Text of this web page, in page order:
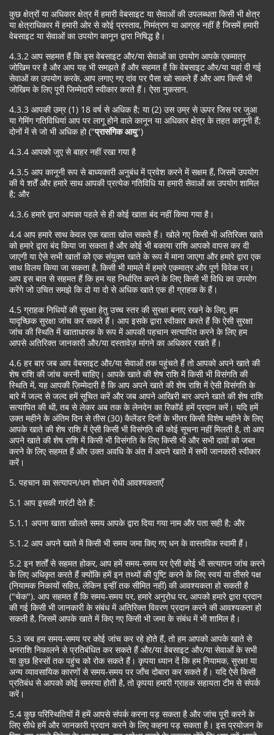
कुछ क्षेत्रों या अधिकार क्षेत्र में हमारी वेबसाइट या सेवाओं की उपलब्धता किसी भी क्षेत्र
या क्षेत्राधिकार में हमारी ओर से कोई प्रस्ताव, निमंत्रण या आग्रह नहीं है जिसमें हमारी
वेबसाइट या सेवाओं का उपयोग कानून द्वारा निषिद्ध है।
4.3.2 आप सहमत हैं कि इस वेबसाइट और/या सेवाओं का उपयोग आपके एकमात्र
जोखिम पर है और आप यह भी समझते हैं और सहमत हैं कि वेबसाइट और/या यहां दी गई
सेवाओं का उपयोग करके, आप लगाए गए दांव पर पैसा खो सकते हैं और आप किसी भी
जोखिम के लिए पूरी जिम्मेदारी स्वीकार करते हैं। ऐसा नुकसान.
4.3.3 आपकी उम्र (1) 18 वर्ष से अधिक है; या (2) उस उम्र से ऊपर जिस पर जुआ
या गेमिंग गतिविधियां आप पर लागू होने वाले कानून या अधिकार क्षेत्र के तहत कानूनी हैं;
दोनों में से जो भी अधिक हो ("प्रासंगिक आयु")
4.3.4 आपको जुए से बाहर नहीं रखा गया है
4.3.5 आप कानूनी रूप से बाध्यकारी अनुबंध में प्रवेश करने में सक्षम हैं, जिसमें उपयोग
की ये शर्तें और हमारे साथ आपकी प्रत्येक गतिविधि या हमारी सेवाओं का उपयोग शामिल
है; और
4.3.6 हमारे द्वारा आपका पहले से ही कोई खाता बंद नहीं किया गया है।
4.4 आप हमारे साथ केवल एक खाता खोल सकते हैं। खोले गए किसी भी अतिरिक्त खाते
को हमारे द्वारा बंद किया जा सकता है और कोई भी बकाया राशि आपको वापस कर दी
जाएगी या ऐसे सभी खातों को एक संयुक्त खाते के रूप में माना जाएगा और हमारे द्वारा एक
साथ विलय किया जा सकता है, किसी भी मामले में हमारे एकमात्र और पूर्ण विवेक पर।
आप इस बात से सहमत हैं कि हम यह निर्धारित करने के लिए किसी भी विधि का उपयोग
करेंगे जो उचित समझे कि दो या दो से अधिक खाते एक ही ग्राहक के हैं।
4.5 ग्राहक निधियों की सुरक्षा हेतु उच्च स्तर की सुरक्षा बनाए रखने के लिए, हम
यादृच्छिक सुरक्षा जांच कर सकते हैं। आप इसके द्वारा स्वीकार करते हैं कि ऐसी सुरक्षा
जांच की स्थिति में खाताधारक के रूप में आपकी पहचान सत्यापित करने के लिए हम
आपसे अतिरिक्त जानकारी और/या दस्तावेज़ मांगने का अधिकार रखते हैं।
4.6 हर बार जब आप वेबसाइट और/या सेवाओं तक पहुंचते हैं तो आपको अपने खाते की
शेष राशि की जांच करनी चाहिए। आपके खाते की शेष राशि में किसी भी विसंगति की
स्थिति में, यह आपकी ज़िम्मेदारी है कि आप अपने खाते की शेष राशि में ऐसी विसंगति के
बारे में जल्द से जल्द हमें सूचित करें और जब आपने आखिरी बार अपने खाते की शेष राशि
सत्यापित की थी, तब से लेकर अब तक के लेनदेन का रिकॉर्ड हमें प्रदान करें। यदि हमें
उक्त महीने के अंतिम दिन से तीस (30) कैलेंडर दिनों के भीतर किसी विशेष महीने के लिए
आपके खाते की शेष राशि में ऐसी किसी भी विसंगति की कोई सूचना नहीं मिलती है, तो आप
अपने खाते की शेष राशि में किसी भी विसंगति के लिए किसी भी और सभी दावों को जब्त
करने के लिए सहमत हैं और उक्त अवधि के अंत में अपने खाते में सभी जानकारी स्वीकार
करें।
5. पहचान का सत्यापन/धन शोधन रोधी आवश्यकताएँ
5.1 आप इसकी गारंटी देते हैं:
5.1.1 अपना खाता खोलते समय आपके द्वारा दिया गया नाम और पता सही है; और
5.1.2 आप अपने खाते में किसी भी समय जमा किए गए धन के वास्तविक स्वामी हैं।
5.2 इन शर्तों से सहमत होकर, आप हमें समय-समय पर ऐसी कोई भी सत्यापन जांच करने
के लिए अधिकृत करते हैं क्योंकि हमें इन तथ्यों की पुष्टि करने के लिए स्वयं या तीसरे पक्ष
(नियामक निकायों सहित, लेकिन इन्हीं तक सीमित नहीं) की आवश्यकता हो सकती है
("चेक"). आप सहमत हैं कि समय-समय पर, हमारे अनुरोध पर, आपको हमारे द्वारा प्रदान
की गई किसी भी जानकारी के संबंध में अतिरिक्त विवरण प्रदान करने की आवश्यकता हो
सकती है, जिसमें आपके खाते में किए गए किसी भी जमा के संबंध में भी शामिल है।
5.3 जब हम समय-समय पर कोई जांच कर रहे होते हैं, तो हम आपको आपके खाते से
धनराशि निकालने से प्रतिबंधित कर सकते हैं और/या वेबसाइट और/या सेवाओं के सभी
या कुछ हिस्सों तक पहुंच को रोक सकते हैं। कृपया ध्यान दें कि हम नियामक, सुरक्षा या
अन्य व्यावसायिक कारणों से समय-समय पर जाँच दोबारा कर सकते हैं। यदि ऐसे किसी
प्रतिबंध से आपको कोई समस्या होती है, तो कृपया हमारी ग्राहक सहायता टीम से संपर्क
करें।
5.4 कुछ परिस्थितियों में हमें आपसे संपर्क करना पड़ सकता है और जांच पूरी करने के
लिए सीधे हमें और जानकारी प्रदान करने के लिए कहना पड़ सकता है। इस प्रयोजन के